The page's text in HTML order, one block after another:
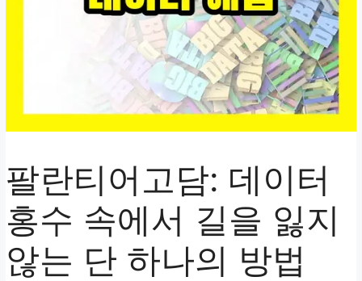
팔란티어고담: 데이터
홍수 속에서 길을 잃지
않는 단 하나의 방법